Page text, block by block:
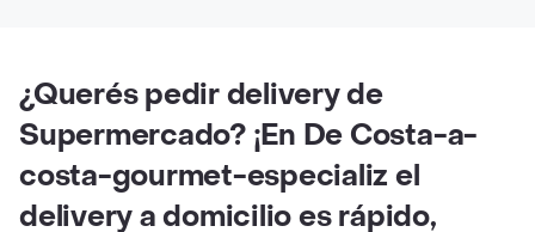
¿Querés pedir delivery de
Supermercado? ¡En De Costa-a-
costa-gourmet-especializ el
delivery a domicilio es rápido,